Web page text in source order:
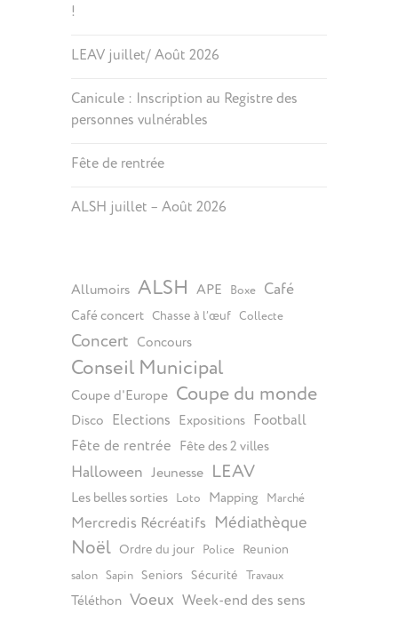
!
LEAV juillet/ Août 2026
Canicule : Inscription au Registre des
personnes vulnérables
Fête de rentrée
ALSH juillet – Août 2026
Allumoirs ALSH APE Boxe Café
Café concert Chasse à l’œuf Collecte
Concert Concours
Conseil Municipal
Coupe d'Europe Coupe du monde
Disco Elections Expositions Football
Fête de rentrée Fête des 2 villes
Halloween Jeunesse LEAV
Les belles sorties Loto Mapping Marché
Mercredis Récréatifs Médiathèque
Noël Ordre du jour Police Reunion
salon Sapin Seniors Sécurité Travaux
Téléthon Voeux Week-end des sens